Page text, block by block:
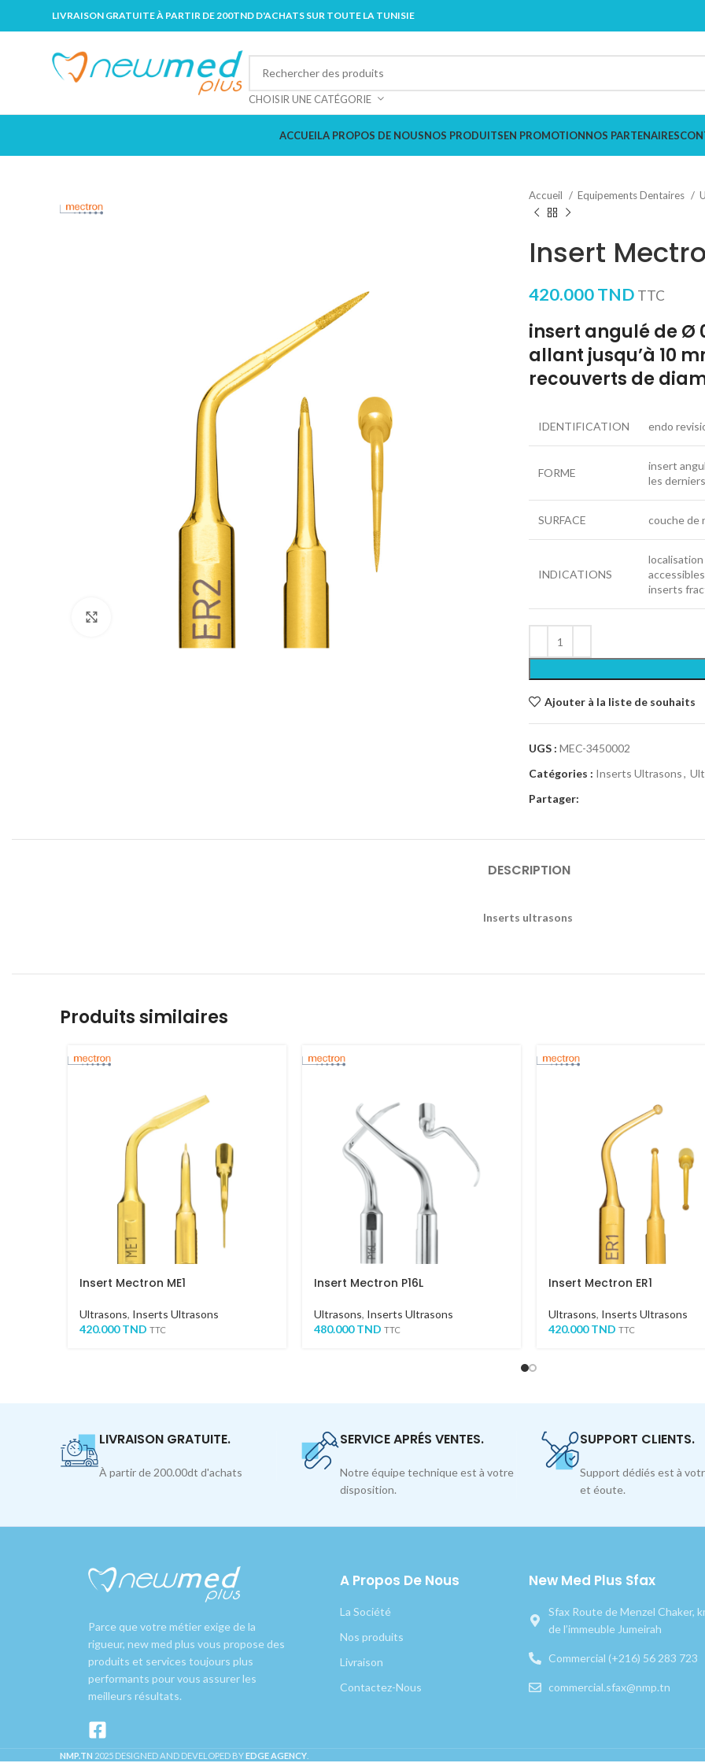
LIVRAISON GRATUITE À PARTIR DE 200TND D'ACHATS SUR TOUTE LA TUNISIE
CHOISIR UNE CATÉGORIE
ACCUEILA PROPOS DE NOUSNOS PRODUITSEN PROMOTIONNOS PARTENAIRES
Cliquez pour agrandir
Accueil Equipements Dentaires
Insert
420.000TND TTC
insert angulé de Ø
allant jusqu’à 10
recouverts de
IDENTIFICATION endo
FORME
insert
les
SURFACE couche de
INDICATIONS
inserts
Ajouter à la liste de souhaits
UGS : MEC-3450002
Catégories : Inserts Ultrasons,
Partager:
DESCRIPTION
Inserts ultrasons
Produits similaires
Insert Mectron ME1
Ultrasons, Inserts Ultrasons
420.000TND TTC
Insert Mectron P16L
Ultrasons, Inserts Ultrasons
480.000TND TTC
Insert Mectron ER1
Ultrasons, Inserts Ultrasons
420.000TND TTC
LIVRAISON GRATUITE.
À partir de 200.00dt d'achats
SERVICE APRÉS VENTES.
Notre équipe technique est à votre
disposition.
SUPPORT CLIENTS.
Support dédiés est à
et éoute.
Parce que votre métier exige de la
rigueur, new med plus vous propose des
produits et services toujours plus
performants pour vous assurer les
meilleurs résultats.
A Propos De Nous
La Société
Nos produits
Livraison
Contactez-Nous
New Med Plus Sfax
Sfax Route de Menzel Chaker,
de l’immeuble Jumeirah
Commercial (+216) 56 283 723
commercial.sfax@nmp.tn
NMP.TN 2025 DESIGNED AND DEVELOPED BYEDGE AGENCY